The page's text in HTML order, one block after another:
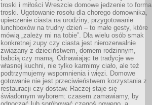
troski i miłości Wreszcie domowe jedzenie to forma
troski. Ugotowanie rosołu dla chorego domownika,
upieczenie ciasta na urodziny, przygotowanie
lunchboxów na trudny dzień – to małe gesty, które
mówią „zależy mi na tobie”. Dla wielu osób smak
konkretnej zupy czy ciasta jest nierozerwalnie
związany z dzieciństwem, domem rodzinnym,
babcią czy mamą. Odnawiając te tradycje we
własnej kuchni, nie tylko karmimy ciało, ale też
podtrzymujemy wspomnienia i więzi. Domowe
gotowanie nie jest przeciwieństwem korzystania z
restauracji czy dostaw. Raczej staje się
świadomym wyborem: czasem zamawiamy, by